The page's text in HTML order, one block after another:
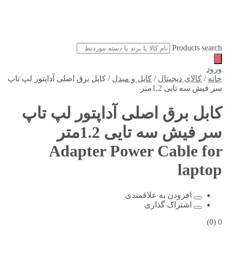
Products search
ورود
خانه / کالای دیجیتال / کابل و مبدل / کابل برق اصلی آداپتور لپ تاپ
سر فیش سه تایی 1.2متر
کابل برق اصلی آداپتور لپ تاپ
سر فیش سه تایی 1.2متر
Adapter Power Cable for
laptop
افزودن به علاقمندی
اشتراک گذاری
0
(0)